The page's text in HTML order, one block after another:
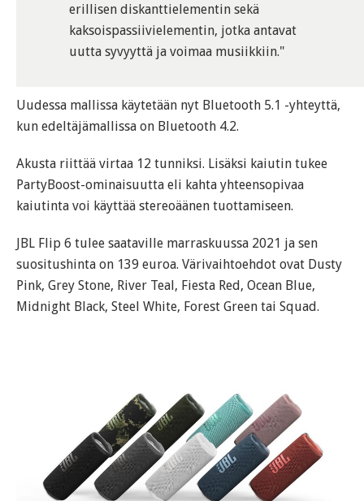
erillisen diskanttielementin sekä
kaksoispassiivielementin, jotka antavat
uutta syvyyttä ja voimaa musiikkiin."
Uudessa mallissa käytetään nyt Bluetooth 5.1 -yhteyttä,
kun edeltäjämallissa on Bluetooth 4.2.
Akusta riittää virtaa 12 tunniksi. Lisäksi kaiutin tukee
PartyBoost-ominaisuutta eli kahta yhteensopivaa
kaiutinta voi käyttää stereoäänen tuottamiseen.
JBL Flip 6 tulee saataville marraskuussa 2021 ja sen
suositushinta on 139 euroa. Värivaihtoehdot ovat Dusty
Pink, Grey Stone, River Teal, Fiesta Red, Ocean Blue,
Midnight Black, Steel White, Forest Green tai Squad.